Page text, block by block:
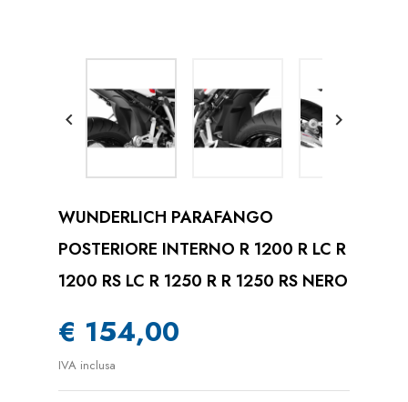
 
WUNDERLICH PARAFANGO
POSTERIORE INTERNO R 1200 R LC R
1200 RS LC R 1250 R R 1250 RS NERO
€ 154,00
IVA inclusa